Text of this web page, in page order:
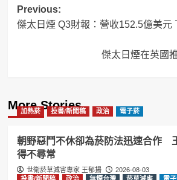
Post
navigation
Previous:
傑太日煙 Q3財報：營收152.5億美元
傑太日煙在英國
More Stories
加熱菸 投書/新聞稿 政治 電子菸
朝野惡鬥不休卻為菸防法迅速合作
得不尋常
世衛菸草減害專家 王郁揚
2026-08-03
投書/新聞稿
政治 無煙台灣 菸草減害 電